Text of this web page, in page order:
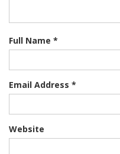
Full Name *
Email Address *
Website